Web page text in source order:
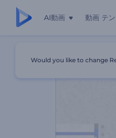
AI動画 動画 テ
Would you like to change